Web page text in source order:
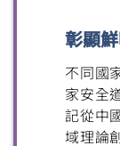
彰顯
不同國
家安全
記從中
域理論